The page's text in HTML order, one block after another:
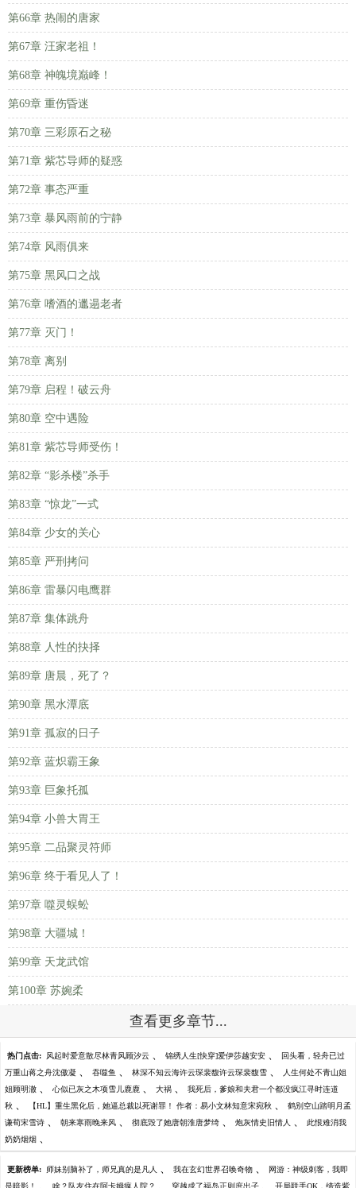
第66章 热闹的唐家
第67章 汪家老祖！
第68章 神魄境巅峰！
第69章 重伤昏迷
第70章 三彩原石之秘
第71章 紫芯导师的疑惑
第72章 事态严重
第73章 暴风雨前的宁静
第74章 风雨俱来
第75章 黑风口之战
第76章 嗜酒的邋遢老者
第77章 灭门！
第78章 离别
第79章 启程！破云舟
第80章 空中遇险
第81章 紫芯导师受伤！
第82章 “影杀楼”杀手
第83章 “惊龙”一式
第84章 少女的关心
第85章 严刑拷问
第86章 雷暴闪电鹰群
第87章 集体跳舟
第88章 人性的抉择
第89章 唐晨，死了？
第90章 黑水潭底
第91章 孤寂的日子
第92章 蓝炽霸王象
第93章 巨象托孤
第94章 小兽大胃王
第95章 二品聚灵符师
第96章 终于看见人了！
第97章 噬灵蜈蚣
第98章 大疆城！
第99章 天龙武馆
第100章 苏婉柔
查看更多章节...
热门点击: 风起时爱意散尽林青风顾汐云 、 锦绣人生[快穿]爱伊莎越安安 、 回头看，轻舟已过
万重山蒋之舟沈傲凝 、 吞噬鱼 、 林深不知云海许云琛裴馥许云琛裴馥雪 、 人生何处不青山姐
姐顾明澈 、 心似已灰之木项雪儿鹿鹿 、 大祸 、 我死后，爹娘和夫君一个都没疯江寻时连道
秋 、 【HL】重生黑化后，她逼总裁以死谢罪！ 作者：易小文林知意宋宛秋 、 鹤别空山踏明月孟
谦荀宋雪诗 、 朝来寒雨晚来风 、 彻底毁了她唐朝淮唐梦绮 、 炮灰情史旧情人 、 此恨难消我
奶奶烟烟 、
更新榜单: 师妹别脑补了，师兄真的是凡人 、 我在玄幻世界召唤奇物 、 网游：神级刺客，我即
是暗影！ 啥？队友住在阿卡姆疯人院？ 穿越成了福岛正则庶出子 开局联手OK，缔造紫